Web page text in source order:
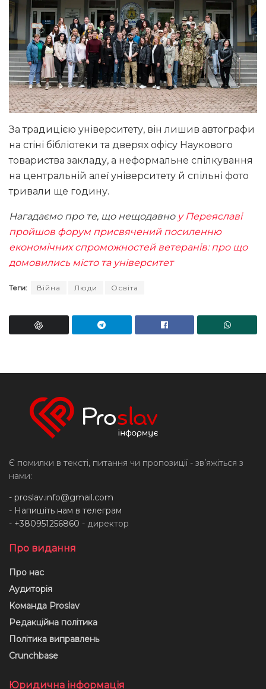
За традицією університету, він лишив автографи
на стіні бібліотеки та дверях офісу Наукового
товариства закладу, а неформальне спілкування
на центральній алеї університету й спільні фото
тривали ще годину.
Нагадаємо про те, що нещодавно у Переяславі
пройшов форум присвячений посиленню
економічних спроможностей ветеранів: про що
домовились місто та університет
Теги: Війна Люди Освіта
Є помилки в тексті, питання чи пропозиції - звʼяжіться з
нами:
- proslav.info@gmail.com
- Напишіть нам в телеграм
- +380951256860 - директор
Про видання
Про нас
Аудиторія
Команда Proslav
Редакційна політика
Політика виправлень
Crunchbase
Юридична інформація